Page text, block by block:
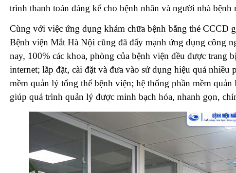
trình thanh toán đáng kể cho bệnh nhân và người nhà bệnh
Cùng với việc ứng dụng khám chữa bệnh bằng thẻ CCCD
Bệnh viện Mắt Hà Nội cũng đã đẩy mạnh ứng dụng công
nay, 100% các khoa, phòng của bệnh viện đều được trang
internet; lắp đặt, cài đặt và đưa vào sử dụng hiệu quả
mềm quản lý tổng thể bệnh viện; hệ thống phần mềm
giúp quá trình quản lý được minh bạch hóa, nhanh gọn,